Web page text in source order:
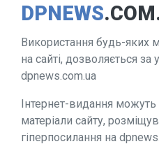
DPNEWS
Використання будь-яких
на сайті, дозволяється
dpnews.com.ua
Інтернет-видання
матеріали сайту,
гіперпосилання на